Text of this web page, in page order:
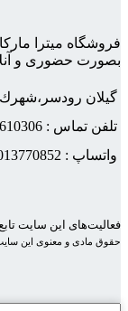
فروشگاه میترا
بصورت حضوری و
گيلان رودسر،شهرك
تلفن تماس : 01342610306
واتساپ : 09013770852
فعاليت‌های اين سايت
حقوق مادی و معنوی این